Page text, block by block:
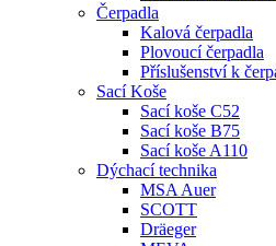
Čerpadla
Kalová čerpadla
Plovoucí čerpadla
Příslušenství k
Sací Koše
Sací koše C52
Sací koše B75
Sací koše A110
Dýchací technika
MSA Auer
SCOTT
Dräeger